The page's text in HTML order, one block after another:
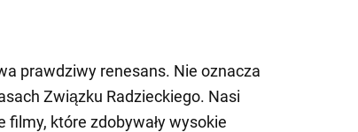
prawdziwy renesans. Nie oznacza
Związku Radzieckiego. Nasi
które zdobywały wysokie